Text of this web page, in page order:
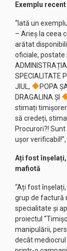
Exemplu
“Iată un
– Arieș la ceea
arătat
oficiale, postate
ADMINISTRAȚIA
SPECIALITATE
JIUL,
POPA
DRAGALINA ȘI
stimați
să credeți,
Procurori?!
ușor
Ați fost
mafiotă
“Ați fost
grup de factură
specialitate și
proiectul
manipulării,
decât mediocrul